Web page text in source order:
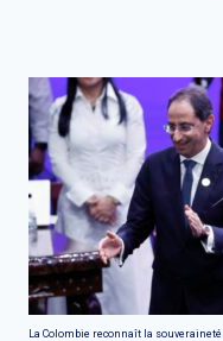
La Colombie reconnaît la